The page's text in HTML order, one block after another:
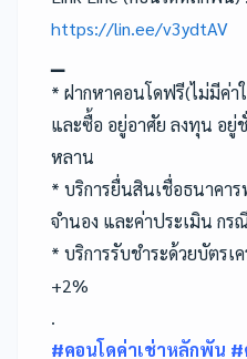
https://lin.ee/v3ydtAV
* ฝากหาคอนโดฟรี(ไม่มีค่า
และซื้อ อยู่อาศัย ลงทุน อยู่
หลาน
* บริการยื่นสินเชื่อธนาคา
จำนอง และค่าประเมิน กร
* บริการรับชำระด้วยบัตรเ
+2%
.
#คอนโดค่าเช่าหลักพัน